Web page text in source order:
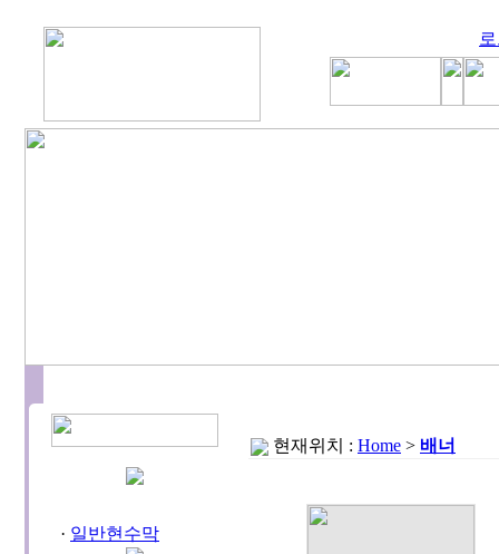
· 일반현수막
현재위치 : Home > 배너